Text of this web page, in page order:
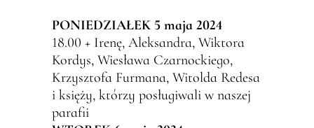
PONIEDZIAŁEK 5 maja 2024
18.00 + Irenę, Aleksandra, Wiktora
Kordys, Wiesława Czarnockiego,
Krzysztofa Furmana, Witolda Redesa
i księży, którzy posługiwali w naszej
parafii